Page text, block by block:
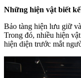
Những hiện vật biết
Bảo tàng hiện lưu giữ
Trong đó, nhiều hiện
hiện diện trước mắt